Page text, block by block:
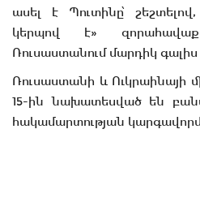
ասել է Պուտինը՝
կերպով է»
Ռուսաստանում մարդիկ
Ռուսաստանի և Ուկրաինայի
15-ին նախատեսված են
հակամարտության